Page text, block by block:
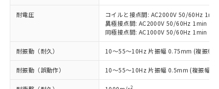
耐電圧
コイルと接点間: AC2000V 50/60Hz 1min
異極接点間: AC2000V 50/60Hz 1min
同極接点間: AC1000V 50/60Hz 1min
耐振動（耐久） 10～55～10Hz 片振幅 0.75mm (複振幅
耐振動（誤動作） 10～55～10Hz 片振幅 0.5mm (複振幅
2
記載している更新日時点での社内デー
タに基づき作成されるものであり、閲
覧された時点での実際の在庫および標
準価格とは異なる場合があることをご
了承ください。
正式な納期状況および標準価格はお客
様のお取引先、またはお客様担当のオ
ムロン制御機器販売店・当社販売員に
*EU RoHS指令（10物質）：
鉛(Pb) 1000ppm以下、 水銀(Hg) 1000ppm以下、 カド
ミウム(Cd) 100ppm以下、
六価クロム(Cr(Ⅵ)) 1000ppm以下、ポリ臭化ビフェニル
(PBDE) 1000ppm以下、フタル酸ビス(2-エチルヘキシ
ル) (DEHP)(別名：DOP) 1000ppm以下、フタル酸ブチ
ルベンジル（BBP） 1000ppm以下、フタル酸ジブチル
（DBP） 1000ppm以下、フタル酸ジイソブチル
い合わせください。
*中国RoHS10物質の基準値 (GB/T26572)：
Pb(鉛) :1000ppm、 Hg(水銀) : 1000ppm、 Cd(カドミウ
ニル類) : 1000ppm、 PBDEs(ポリ臭化ジフェニルエーテ
DBP(フタル酸ジブチル) : 1000ppm、 DIBP(フタル酸ジ
イソブチル) : 1000ppm、 BBP(フタル酸ブチルベンジ
（以下｢規制貨物等」という）を輸出
または国外への提供する場合は、日本
国政府の輸出許可(または役務取引許
可)を取得するなどの必要な手続きを
当社は規制貨物を破棄する場合は、完
全に破砕するなど、違法に輸出されな
いよう必要な手段を講じます。
○ 一定数以上の在庫あり
一定数には満たないが在庫あり